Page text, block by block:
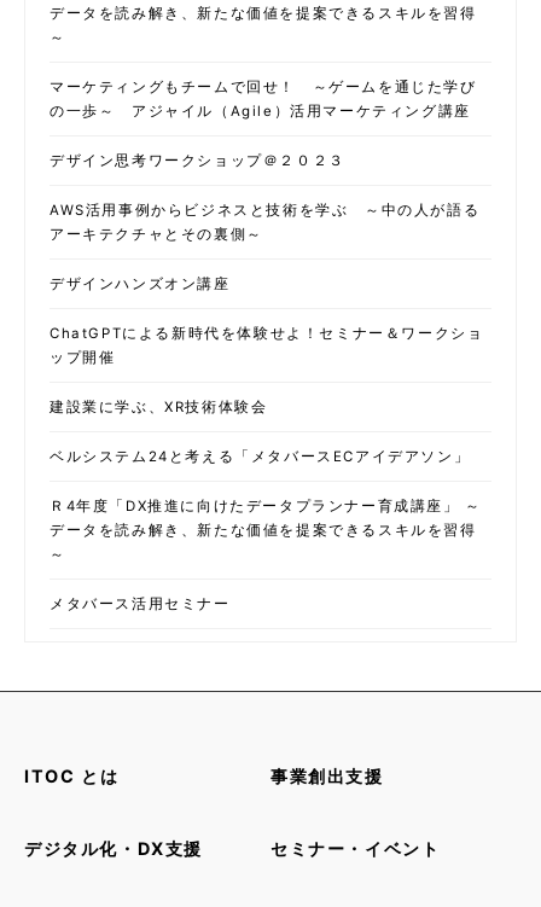
データを読み解き、新たな価値を提案できるスキルを習得
～
マーケティングもチームで回せ！ ～ゲームを通じた学び
の一歩～ アジャイル（Agile）活用マーケティング講座
デザイン思考ワークショップ＠２０２３
AWS活用事例からビジネスと技術を学ぶ ～中の人が語る
アーキテクチャとその裏側～
デザインハンズオン講座
ChatGPTによる新時代を体験せよ！セミナー＆ワークショ
ップ開催
建設業に学ぶ、XR技術体験会
ベルシステム24と考える「メタバースECアイデアソン」
Ｒ4年度「DX推進に向けたデータプランナー育成講座」 ～
データを読み解き、新たな価値を提案できるスキルを習得
～
メタバース活用セミナー
ITOC とは 事業創出支援
デジタル化・DX支援 セミナー・イベント